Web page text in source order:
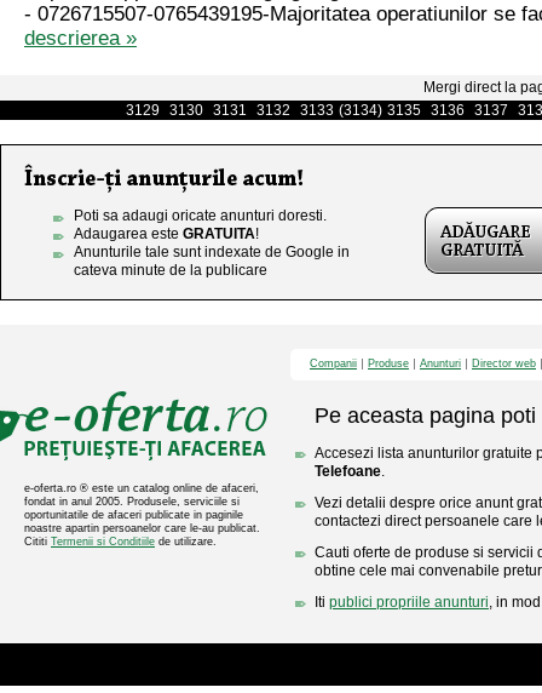
- 0726715507-0765439195-Majoritatea operatiunilor se
descrierea »
Mergi direct la
3129 3130 3131 3132 3133 (3134) 3135 3136 3137
Poti sa adaugi oricate anunturi doresti.
Adaugarea este GRATUITA!
Anunturile tale sunt indexate de Google in
cateva minute de la publicare
e-oferta.ro ® este un catalog online de afaceri,
fondat in anul 2005. Produsele, serviciile si
oportunitatile de afaceri publicate in paginile
noastre apartin persoanelor care le-au publicat.
Cititi Termenii si Conditiile de utilizare.
Companii Produse Anunturi Director web
Pe aceasta pagina poti
Accesezi lista anunturilor gratuite
Telefoane.
Vezi detalii despre orice anunt
contactezi direct persoanele care
Cauti oferte de produse si servicii
obtine cele mai convenabile
Iti publici propriile anunturi, in